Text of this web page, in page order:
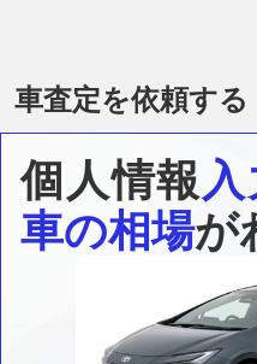
車査定を依頼する
個人情報
車の相場が